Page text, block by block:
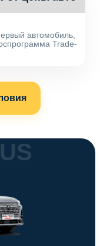
автомобиль,
Trade-